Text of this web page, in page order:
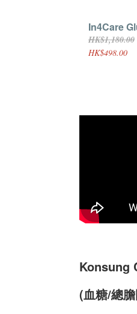
In4Care
HK$1,180.00
HK$498.00
Konsung
(血糖/總